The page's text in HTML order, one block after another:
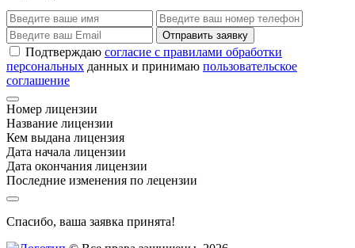
Отправить заявку
Подтверждаю согласие с правилами обработки
персональных данных и принимаю пользовательское
соглашение
Номер лицензии
Название лицензии
Кем выдана лицензия
Дата начала лицензии
Дата окончания лицензии
Последние изменения по лецензии
Спасибо, ваша заявка принята!